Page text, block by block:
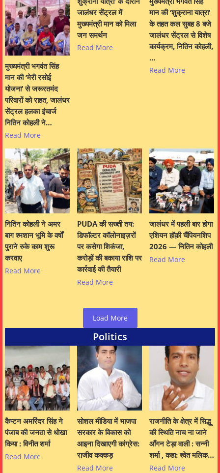
मुख्यमंत्री भगवंत सिंह
मान की ‘मेरी रसोई
योजना’ से जरूरतमंद
परिवारों को राहत, जालंधर
सेंट्रल हलका इंचार्ज
नितिन कोहली ने…
Read More
जालंधर सेंट्रल में
मुख्यमंत्री मान को मिला
जन समर्थन
Read More
मान की ‘शुक्राना यात्रा’
के तहत कल सुबह 8 बजे
जालंधर सेंट्रल से विशेष
कार्यक्रम, नितिन कोहली,
…
Read More
नितिन कोहली ने अमर
बाग श्मशान भूमि के वर्षों
पुराने रुके काम शुरू
करवाए
Read More
PUDA की सख्ती तय:
डिफॉल्टर कॉलोनाइज़रों
पर कसेगा शिकंजा,
करोड़ों की बकाया राशि पर
कार्रवाई की तैयारी
Read More
जालंधर में पहली बार होगा
एशियन हॉक़ी चैंपियनशिप
2026 — नितिन कोहली
Read More
Load More
Politics
कैप्टन अमरिंदर सिंह ने
पंजाब की जनता से धोखा
किया : विनीत शर्मा
Read More
सोशल मीडिया में भाजपा
सरकार के विकास को
आइना दिखाएगी कांग्रेस:
राजीव कक्कड़
Read More
राजनीति के क्षेत्र में सिद्धू
की स्थिति नाच ना जाने
आँगन टेड़ा वाली : सन्नी
शर्मा , कहा: श्वेत मलिक…
Read More